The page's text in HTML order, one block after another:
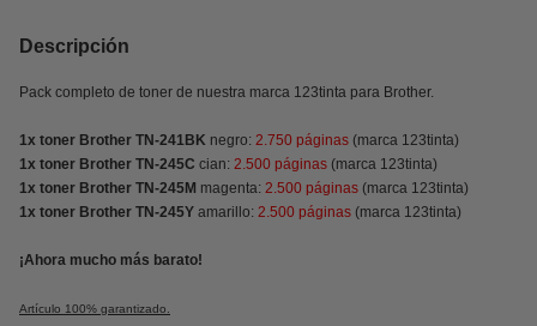
Descripción
Pack completo de toner de nuestra marca 123tinta para Brother.
1x toner Brother TN-241BK negro: 2.750 páginas (marca 123tinta)
1x toner Brother TN-245C cian: 2.500 páginas (marca 123tinta)
1x toner Brother TN-245M magenta: 2.500 páginas (marca 123tinta)
1x toner Brother TN-245Y amarillo: 2.500 páginas (marca 123tinta)
¡Ahora mucho más barato!
Artículo 100% garantizado.